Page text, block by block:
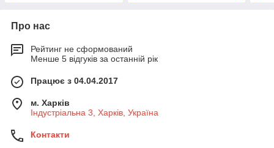
Про нас
Рейтинг не сформований
Менше 5 відгуків за останній рік
Працює з 04.04.2017
м. Харків
Індустріальна 3, Харків, Україна
Контакти